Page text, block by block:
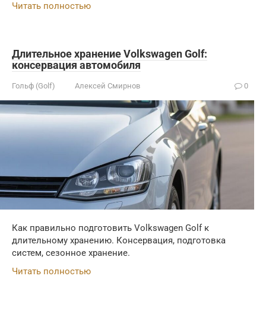
Читать полностью
Длительное хранение Volkswagen Golf:
консервация автомобиля
Гольф (Golf) Алексей Смирнов 0
Как правильно подготовить Volkswagen Golf к
длительному хранению. Консервация, подготовка
систем, сезонное хранение.
Читать полностью